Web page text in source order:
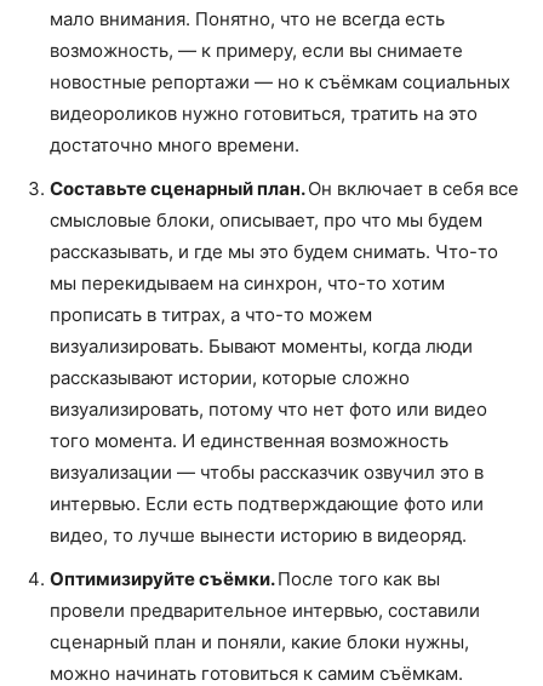
мало внимания. Понятно, что не всегда есть
возможность, — к примеру, если вы снимаете
новостные репортажи — но к съёмкам социальных
видеороликов нужно готовиться, тратить на это
достаточно много времени.
Составьте сценарный план.Он включает в себя все
смысловые блоки, описывает, про что мы будем
рассказывать, и где мы это будем снимать. Что-то
мы перекидываем на синхрон, что-то хотим
прописать в титрах, а что-то можем
визуализировать. Бывают моменты, когда люди
рассказывают истории, которые сложно
визуализировать, потому что нет фото или видео
того момента. И единственная возможность
визуализации — чтобы рассказчик озвучил это в
интервью. Если есть подтверждающие фото или
видео, то лучше вынести историю в видеоряд.
Оптимизируйте съёмки.После того как вы
провели предварительное интервью, составили
сценарный план и поняли, какие блоки нужны,
можно начинать готовиться к самим съёмкам.